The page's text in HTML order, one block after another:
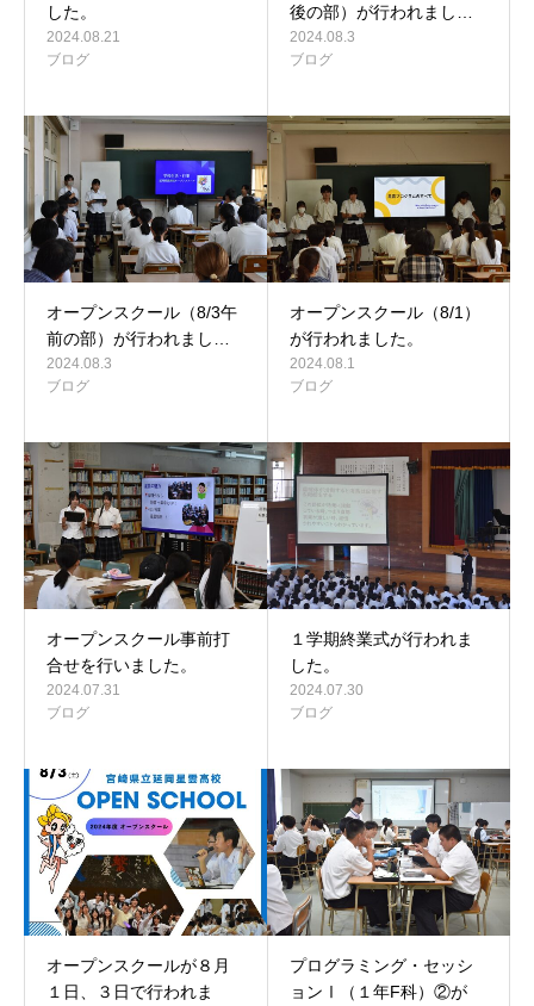
した。
2024.08.21
ブログ
後の部）が行われまし…
2024.08.3
ブログ
オープンスクール（8/3午
前の部）が行われまし…
2024.08.3
ブログ
オープンスクール（8/1）
が行われました。
2024.08.1
ブログ
オープンスクール事前打
合せを行いました。
2024.07.31
ブログ
１学期終業式が行われま
した。
2024.07.30
ブログ
オープンスクールが８月
１日、３日で行われま
プログラミング・セッシ
ョンⅠ（１年F科）②が